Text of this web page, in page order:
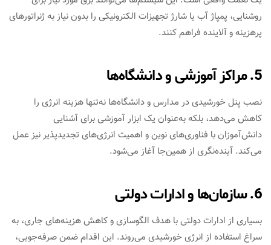
روشنایی، پمپاژ آب یا شارژ تجهیزات الکترونیکی را بدون نیاز به ژنراتورهای
پرهزینه و آلاینده فراهم کنند.
5. مراکز آموزشی و دانشگاه‌ها
نصب پنل خورشیدی در مدارس و دانشگاه‌ها نه‌تنها هزینه انرژی را
کاهش می‌دهد، بلکه به‌عنوان یک ابزار آموزشی برای آشنایی
دانش‌آموزان با فناوری‌های نوین و اهمیت انرژی‌های تجدیدپذیر نیز عمل
می‌کند. آینده‌نگری از همین‌جا آغاز می‌شود.
6. سازمان‌ها و ادارات دولتی
بسیاری از ادارات دولتی با هدف الگوسازی و کاهش هزینه‌های جاری، به
سراغ استفاده از انرژی خورشیدی می‌روند. این اقدام ضمن صرفه‌جویی،